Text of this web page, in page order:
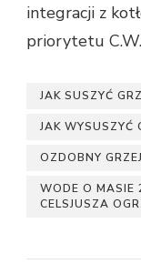
integracji z
priorytetu
JAK SUSZYĆ
JAK WYSUSZYĆ
OZDOBNY
WODE O MASIE
CELSJUSZA